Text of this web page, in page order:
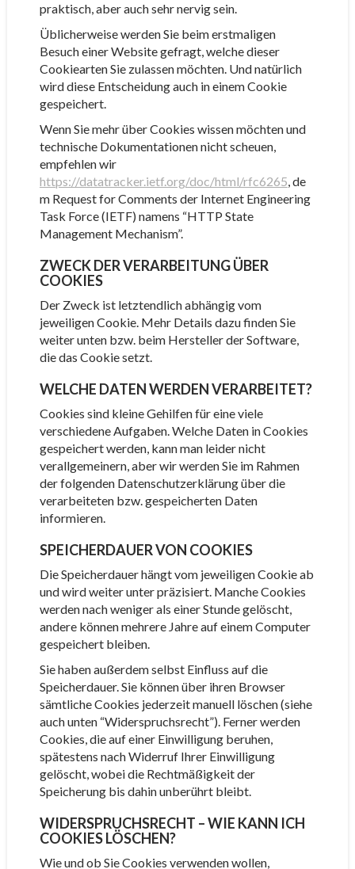
praktisch, aber auch sehr nervig sein.
Üblicherweise werden Sie beim erstmaligen
Besuch einer Website gefragt, welche dieser
Cookiearten Sie zulassen möchten. Und natürlich
wird diese Entscheidung auch in einem Cookie
gespeichert.
Wenn Sie mehr über Cookies wissen möchten und
technische Dokumentationen nicht scheuen,
empfehlen wir
https://datatracker.ietf.org/doc/html/rfc6265, de
m Request for Comments der Internet Engineering
Task Force (IETF) namens “HTTP State
Management Mechanism”.
ZWECK DER VERARBEITUNG ÜBER
COOKIES
Der Zweck ist letztendlich abhängig vom
jeweiligen Cookie. Mehr Details dazu finden Sie
weiter unten bzw. beim Hersteller der Software,
die das Cookie setzt.
WELCHE DATEN WERDEN VERARBEITET?
Cookies sind kleine Gehilfen für eine viele
verschiedene Aufgaben. Welche Daten in Cookies
gespeichert werden, kann man leider nicht
verallgemeinern, aber wir werden Sie im Rahmen
der folgenden Datenschutzerklärung über die
verarbeiteten bzw. gespeicherten Daten
informieren.
SPEICHERDAUER VON COOKIES
Die Speicherdauer hängt vom jeweiligen Cookie ab
und wird weiter unter präzisiert. Manche Cookies
werden nach weniger als einer Stunde gelöscht,
andere können mehrere Jahre auf einem Computer
gespeichert bleiben.
Sie haben außerdem selbst Einfluss auf die
Speicherdauer. Sie können über ihren Browser
sämtliche Cookies jederzeit manuell löschen (siehe
auch unten “Widerspruchsrecht”). Ferner werden
Cookies, die auf einer Einwilligung beruhen,
spätestens nach Widerruf Ihrer Einwilligung
gelöscht, wobei die Rechtmäßigkeit der
Speicherung bis dahin unberührt bleibt.
WIDERSPRUCHSRECHT – WIE KANN ICH
COOKIES LÖSCHEN?
Wie und ob Sie Cookies verwenden wollen,